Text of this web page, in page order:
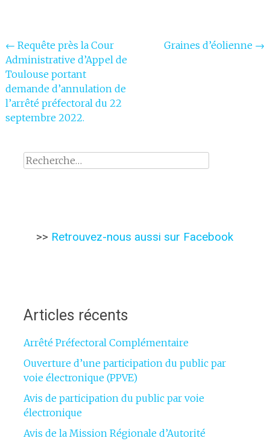
Navigation
de
l'article
← Requête près la Cour
Administrative d’Appel de
Toulouse portant
demande d’annulation de
l’arrêté préfectoral du 22
septembre 2022.
Graines d’éolienne →
Rechercher :
>> Retrouvez-nous aussi sur Facebook
Articles récents
Arrêté Préfectoral Complémentaire
Ouverture d’une participation du public par
voie électronique (PPVE)
Avis de participation du public par voie
électronique
Avis de la Mission Régionale d’Autorité